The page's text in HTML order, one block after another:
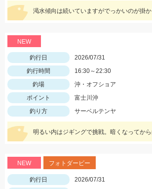
NEW
釣行日
2026/07/31
釣行時間
16:30～22:30
釣場
沖・オフショア
ポイント
富士川沖
釣り方
サーベルテンヤ
NEW フォトダービー
釣行日
2026/07/31